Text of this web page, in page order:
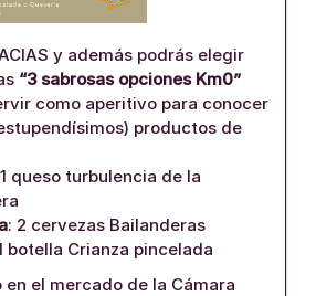
y además podrás elegir
“3 sabrosas opciones Km0”
como aperitivo para conocer
productos de
queso turbulencia de la
: 2 cervezas Bailanderas
botella Crianza pincelada
el mercado de la Cámara